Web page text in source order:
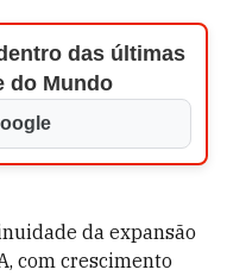
das últimas
do Mundo
da expansão
com crescimento